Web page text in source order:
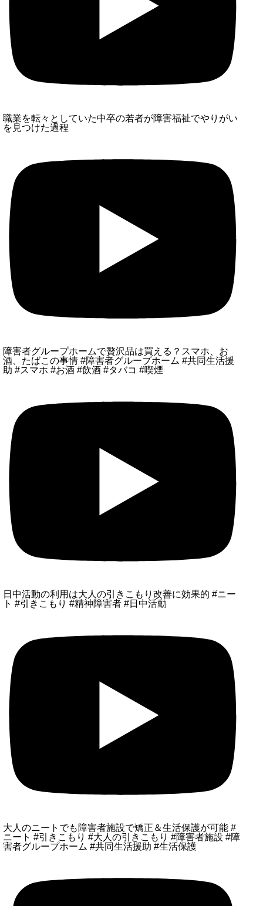
職業を転々としていた中卒の若者が障害福祉でやりがい
を見つけた過程
障害者グループホームで贅沢品は買える？スマホ、お
酒、たばこの事情 #障害者グループホーム #共同生活援
助 #スマホ #お酒 #飲酒 #タバコ #喫煙
日中活動の利用は大人の引きこもり改善に効果的 #ニー
ト #引きこもり #精神障害者 #日中活動
大人のニートでも障害者施設で矯正＆生活保護が可能 #
ニート #引きこもり #大人の引きこもり #障害者施設 #障
害者グループホーム #共同生活援助 #生活保護